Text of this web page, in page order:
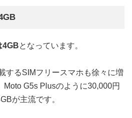
4GBとなっています。
するSIMフリースマホも徐々に増
Moto G5s Plusのように30,000円
が主流です。